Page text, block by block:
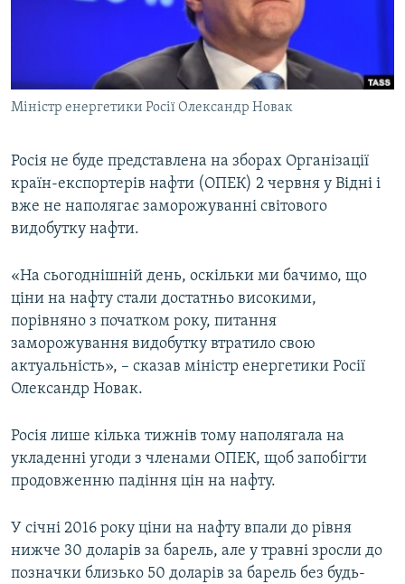
УКРАЇНСЬКА ПРОБЛЕМА КРИМУ
ІНФОГРАФІКА
ДОЛУЧАЙСЯ!
Усі сайти RFE/RL
Міністр енергетики Росії Олександр Новак
Росія не буде представлена на зборах Організації
країн-експортерів нафти (ОПЕК) 2 червня у Відні і
вже не наполягає заморожуванні світового
видобутку нафти.
«На сьогоднішній день, оскільки ми бачимо, що
ціни на нафту стали достатньо високими,
порівняно з початком року, питання
заморожування видобутку втратило свою
актуальність», – сказав міністр енергетики Росії
Олександр Новак.
Росія лише кілька тижнів тому наполягала на
укладенні угоди з членами ОПЕК, щоб запобігти
продовженню падіння цін на нафту.
У січні 2016 року ціни на нафту впали до рівня
нижче 30 доларів за барель, але у травні зросли до
позначки близько 50 доларів за барель без будь-